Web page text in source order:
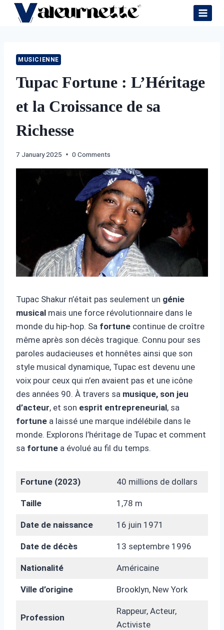
Skip
MUSICIENNE
Tupac Fortune : L’Héritage
et la Croissance de sa
Richesse
7 January 2025 0 Comments
Tupac Shakur n’était pas seulement un génie
musical mais une force révolutionnaire dans le
monde du hip-hop. Sa fortune continue de croître
même après son décès tragique. Connu pour ses
paroles audacieuses et honnêtes ainsi que son
style musical dynamique, Tupac est devenu une
voix pour ceux qui n’en avaient pas et une icône
des années 90. À travers sa musique, son jeu
d’acteur, et son esprit entrepreneurial, sa
fortune a laissé une marque indélébile dans le
monde. Explorons l’héritage de Tupac et comment
sa fortune a évolué au fil du temps.
Fortune (2023) 40 millions de dollars
Taille 1,78 m
Date de naissance 16 juin 1971
Date de décès 13 septembre 1996
Nationalité Américaine
Ville d’origine Brooklyn, New York
Profession
Rappeur, Acteur,
Activiste